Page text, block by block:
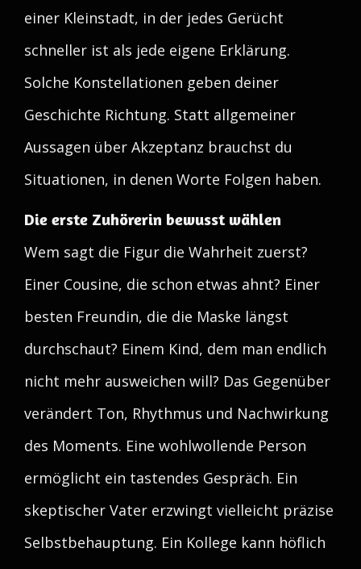
einer Kleinstadt, in der jedes Gerücht
schneller ist als jede eigene Erklärung.
Solche Konstellationen geben deiner
Geschichte Richtung. Statt allgemeiner
Aussagen über Akzeptanz brauchst du
Situationen, in denen Worte Folgen haben.
Die erste Zuhörerin bewusst wählen
Wem sagt die Figur die Wahrheit zuerst?
Einer Cousine, die schon etwas ahnt? Einer
besten Freundin, die die Maske längst
durchschaut? Einem Kind, dem man endlich
nicht mehr ausweichen will? Das Gegenüber
verändert Ton, Rhythmus und Nachwirkung
des Moments. Eine wohlwollende Person
ermöglicht ein tastendes Gespräch. Ein
skeptischer Vater erzwingt vielleicht präzise
Selbstbehauptung. Ein Kollege kann höflich